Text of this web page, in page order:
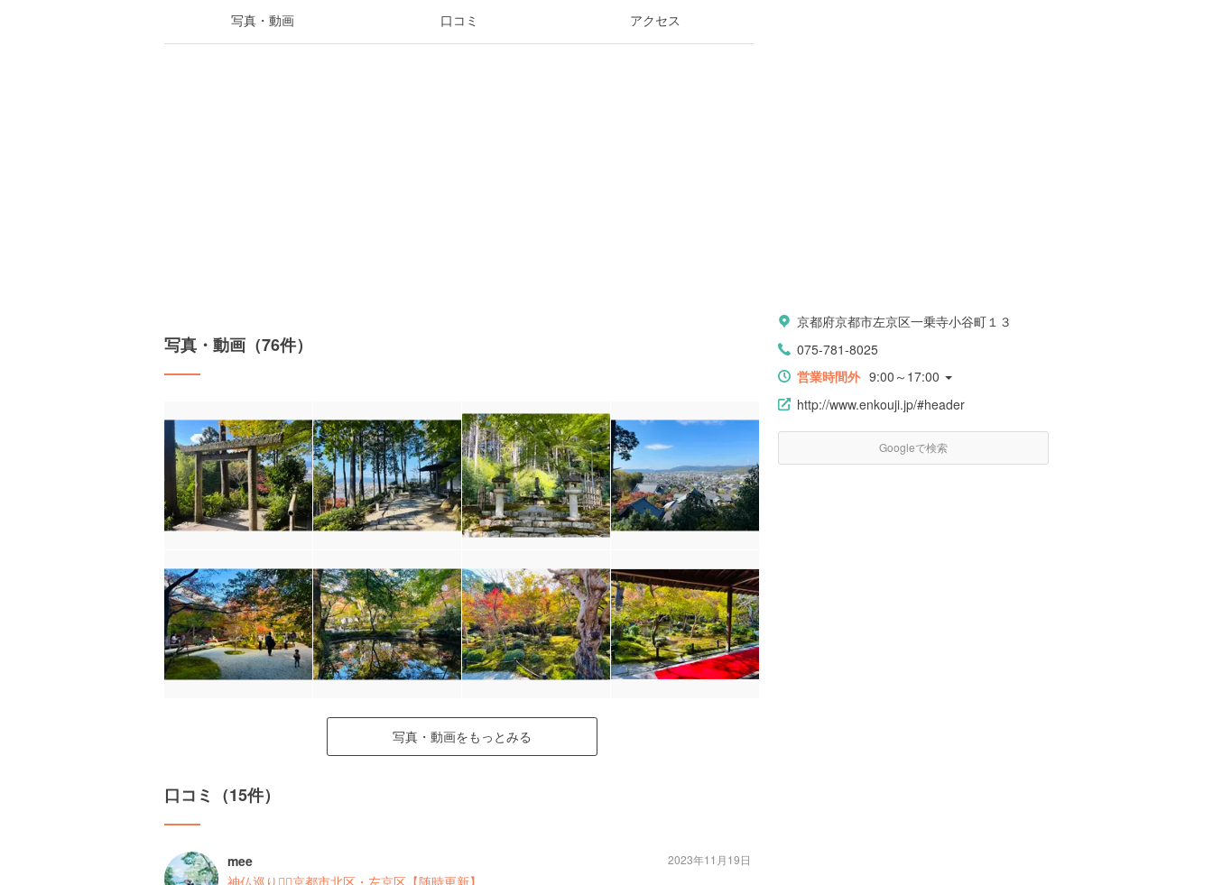
写真・動画 口コミ アクセス
写真・動画（76件）
写真・動画をもっとみる
口コミ（15件）
mee
神仏巡り❁⃘京都市北区・左京区【随時更新】
2023年11月19日
京都府京都市左京区一乗寺小谷町１３
075-781-8025
営業時間外 9:00～17:00
http://www.enkouji.jp/#header
Googleで検索